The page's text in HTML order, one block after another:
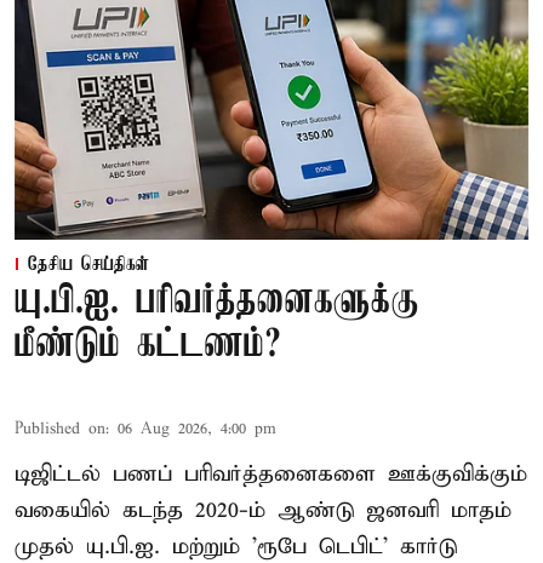
தேசிய செய்திகள்
யு.பி.ஐ. பரிவர்த்தனைகளுக்கு
மீண்டும் கட்டணம்?
Published on: 06 Aug 2026, 4:00 pm
டிஜிட்டல் பணப் பரிவர்த்தனைகளை ஊக்குவிக்கும்
வகையில் கடந்த 2020-ம் ஆண்டு ஜனவரி மாதம்
முதல் யு.பி.ஐ. மற்றும் 'ரூபே டெபிட்' கார்டு